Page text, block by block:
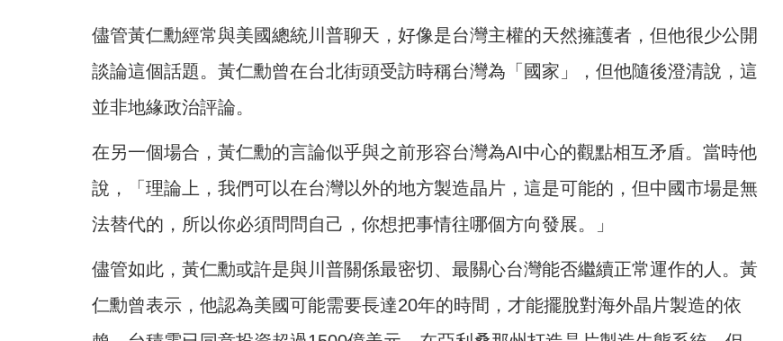
儘管黃仁勳經常與美國總統川普聊天，好像是台灣主權的天然擁護者，但他很少公開
談論這個話題。黃仁勳曾在台北街頭受訪時稱台灣為「國家」，但他隨後澄清說，這
並非地緣政治評論。
在另一個場合，黃仁勳的言論似乎與之前形容台灣為AI中心的觀點相互矛盾。當時他
說，「理論上，我們可以在台灣以外的地方製造晶片，這是可能的，但中國市場是無
法替代的，所以你必須問問自己，你想把事情往哪個方向發展。」
儘管如此，黃仁勳或許是與川普關係最密切、最關心台灣能否繼續正常運作的人。黃
仁勳曾表示，他認為美國可能需要長達20年的時間，才能擺脫對海外晶片製造的依